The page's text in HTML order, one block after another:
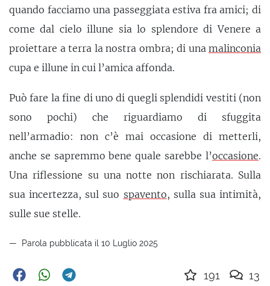
quando facciamo una passeggiata estiva fra amici; di
come dal cielo illune sia lo splendore di Venere a
proiettare a terra la nostra ombra; di una malinconia
cupa e illune in cui l’amica affonda.
Può fare la fine di uno di quegli splendidi vestiti (non
sono pochi) che riguardiamo di sfuggita
nell’armadio: non c’è mai occasione di metterli,
anche se sapremmo bene quale sarebbe l’occasione.
Una riflessione su una notte non rischiarata. Sulla
sua incertezza, sul suo spavento, sulla sua intimità,
sulle sue stelle.
Parola pubblicata il 10 Luglio 2025
191 13